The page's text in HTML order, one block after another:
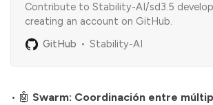
Contribute to Stability-AI/sd3.5
creating an account on GitHub.
GitHub
Stability-AI
• 🤖 Swarm: Coordinación entre